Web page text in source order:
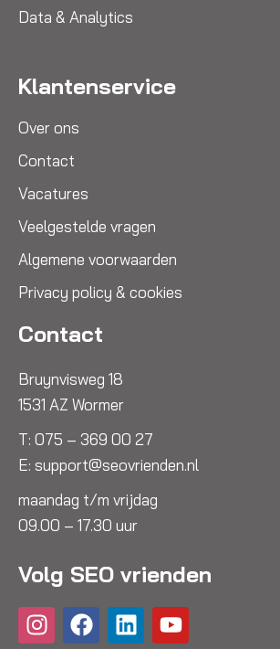
Data & Analytics
Klantenservice
Over ons
Contact
Vacatures
Veelgestelde vragen
Algemene voorwaarden
Privacy policy & cookies
Contact
Bruynvisweg 18
1531 AZ Wormer
T: 075 – 369 00 27
E: support@seovrienden.nl
maandag t/m vrijdag
09.00 – 17.30 uur
Volg SEO vrienden
I
n
F
a
L
i
Y
o